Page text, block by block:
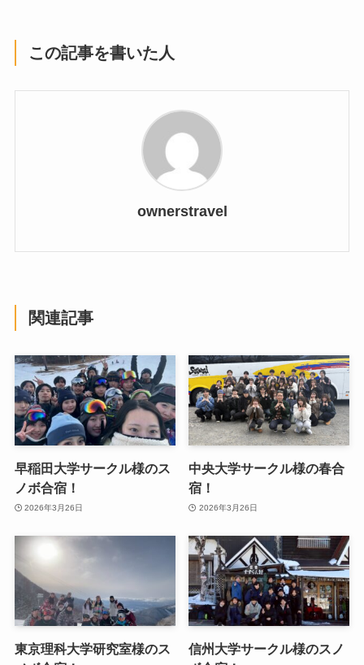
この記事を書いた人
ownerstravel
関連記事
早稲田大学サークル様のス
ノボ合宿！
2026年3月26日
中央大学サークル様の春合
宿！
2026年3月26日
東京理科大学研究室様のス
信州大学サークル様のスノ